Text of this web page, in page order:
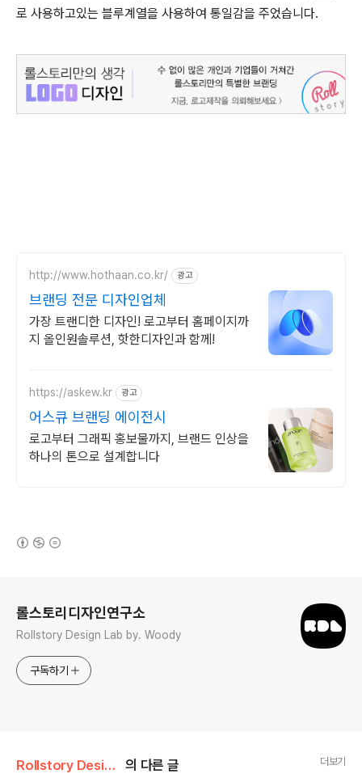
로 사용하고있는 블루계열을 사용하여 통일감을 주었습니다.
http://www.hothaan.co.kr/ 광고
브랜딩 전문 디자인업체
가장 트랜디한 디자인! 로고부터 홈페이지까
지 올인원솔루션, 핫한디자인과 함께!
https://askew.kr 광고
어스큐 브랜딩 에이전시
로고부터 그래픽 홍보물까지, 브랜드 인상을
하나의 톤으로 설계합니다
롤스토리디자인연구소
Rollstory Design Lab by. Woody
구독하기
Rollstory Design/6月 - June 의 다른 글 더보기